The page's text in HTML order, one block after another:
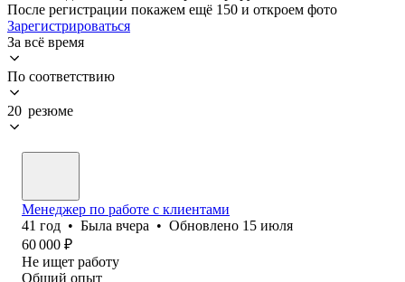
После регистрации покажем ещё 150 и откроем фото
Зарегистрироваться
За всё время
По соответствию
20 резюме
Менеджер по работе с клиентами
41 год • Была вчера • Обновлено 15 июля
60 000 ₽
Не ищет работу
Общий опыт